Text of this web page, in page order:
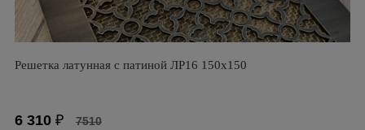
Решетка латунная с патиной ЛР16 150х150
6 310 ₽ 7510